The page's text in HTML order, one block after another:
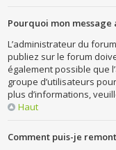
Pourquoi mon message
L’administrateur du
publiez sur le forum
également possible que
groupe d’utilisateurs
plus d’informations,
Haut
Comment puis-je